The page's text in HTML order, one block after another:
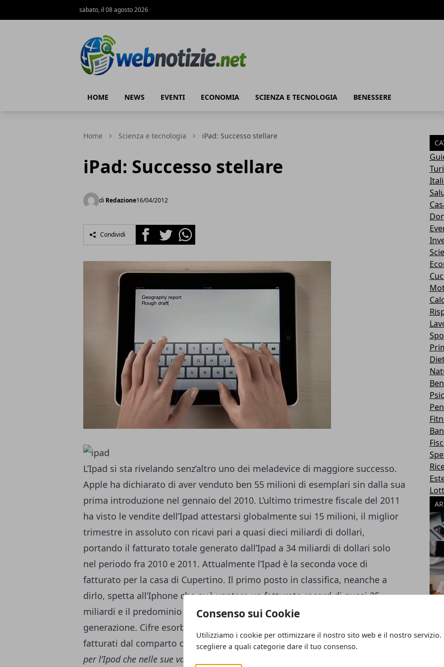
Consenso sui Cookie
Utilizziamo i cookie per ottimizzare il nostro sito web e il nostro servizio.
scegliere a quali categorie dare il tuo consenso.
sabato, il 08 agosto 2026
HOME NEWS EVENTI ECONOMIA SCIENZA E TECNOLOGIA BENESSERE
Home Scienza e tecnologia iPad: Successo stellare
iPad: Successo stellare
di Redazione16/04/2012
Condividi FacebookTwitterWhatsapp
L’Ipad si sta rivelando senz’altro uno dei meladevice di maggiore successo.
Apple ha dichiarato di aver venduto ben 55 milioni di esemplari sin dalla sua
prima introduzione nel gennaio del 2010. L’ultimo trimestre fiscale del 2011
ha visto le vendite dell’Ipad attestarsi globalmente sui 15 milioni, il miglior
trimestre in assoluto con ricavi pari a quasi dieci miliardi di dollari,
portando il fatturato totale generato dall’Ipad a 34 miliardi di dollari solo
nel periodo fra 2010 e 2011. Attualmente l’Ipad è la seconda voce di
fatturato per la casa di Cupertino. Il primo posto in classifica, neanche a
dirlo, spetta all’Iphone che può vantare un fatturato record di quasi 25
miliardi e il predominio nel settore dei telefoni cellulari di ultima
generazione. Cifre esorbitanti che fanno sembra i 6,5 miliardi di dollari
fatturati dal comparto computer poca cosa.Ultima posizione, si fa per dire,
per l’Ipod che nelle sue varie incarnazioni ha generato un fatturato totale di 2,5